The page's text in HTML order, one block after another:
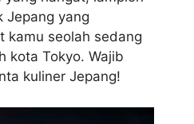
Jepang yang
kamu seolah sedang
kota Tokyo. Wajib
kuliner Jepang!